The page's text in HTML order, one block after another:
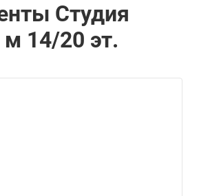
Студия
14/20 эт.